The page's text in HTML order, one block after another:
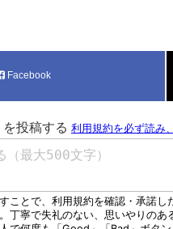
Facebook